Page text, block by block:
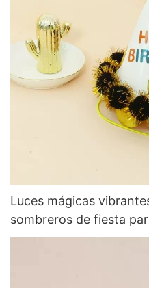
Luces mágicas
sombreros de fiesta
adultos Fiesta de